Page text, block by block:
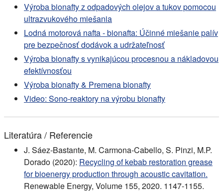
Výroba bionafty z odpadových olejov a tukov pomocou
ultrazvukového miešania
Lodná motorová nafta - bionafta: Účinné miešanie palív
pre bezpečnosť dodávok a udržateľnosť
Výroba bionafty s vynikajúcou procesnou a nákladovou
efektívnosťou
Výroba bionafty & Premena bionafty
Video: Sono-reaktory na výrobu bionafty
Literatúra / Referencie
J. Sáez-Bastante, M. Carmona-Cabello, S. Pinzi, M.P.
Dorado (2020): Recycling of kebab restoration grease
for bioenergy production through acoustic cavitation.
Renewable Energy, Volume 155, 2020. 1147-1155.